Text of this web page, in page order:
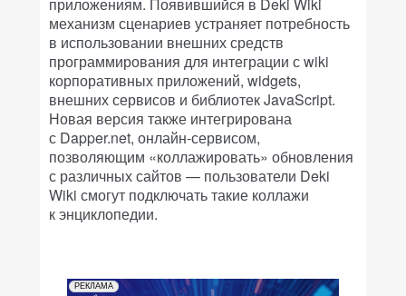
механизм сценариев устраняет потребность
в использовании внешних средств
программирования для интеграции с wiki
корпоративных приложений, widgets,
внешних сервисов и библиотек JavaScript.
Новая версия также интегрирована
с Dapper.net, онлайн-сервисом,
позволяющим «коллажировать» обновления
с различных сайтов — пользователи Deki
Wiki смогут подключать такие коллажи
к энциклопедии.
РЕКЛАМА